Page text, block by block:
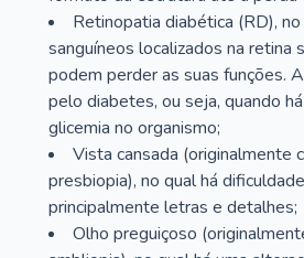
Retinopatia diabética (RD),
sanguíneos localizados na retina
podem perder as suas funções.
pelo diabetes, ou seja, quando
glicemia no organismo;
Vista cansada (originalmente
presbiopia), no qual há
principalmente letras e detalhes;
Olho preguiçoso